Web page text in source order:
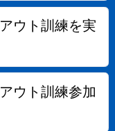
ウト訓練を実
ウト訓練参加